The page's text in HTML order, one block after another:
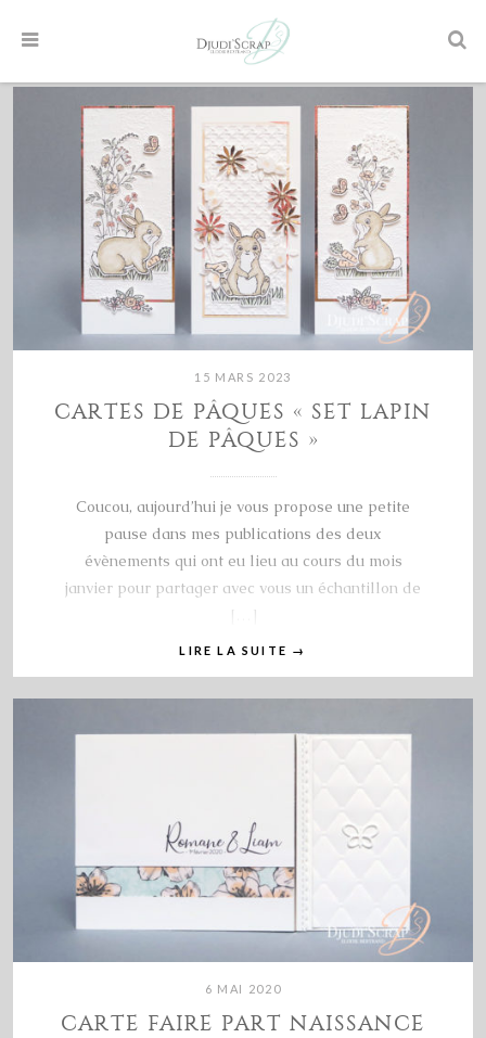
15 MARS 2023
CARTES DE PÂQUES « SET LAPIN
DE PÂQUES »
Coucou, aujourd’hui je vous propose une petite
pause dans mes publications des deux
évènements qui ont eu lieu au cours du mois
janvier pour partager avec vous un échantillon de
[…]
LIRE LA SUITE →
6 MAI 2020
CARTE FAIRE PART NAISSANCE